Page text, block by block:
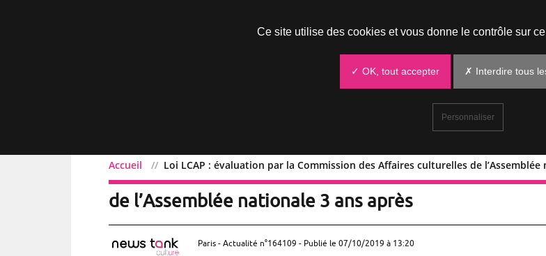
Accueil Loi LCAP : évaluation par la Commission des Affaires culturelles de
Loi LCAP : évaluation par la Commission des
de l’Assemblée nationale 3 ans après
Paris - Actualité n°164109 - Publié le 07/10/2019 à 13:20
Ce site utilise des cookies et vous donne le contrôle sur
✓ OK, tout accepter ✗ Interdire tous
Personnaliser